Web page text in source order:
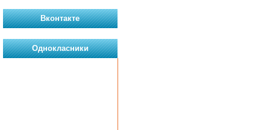
Вконтакте
Однокласники